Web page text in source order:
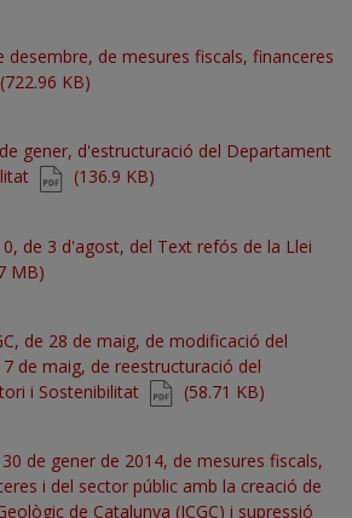
desembre, de mesures fiscals, financeres
(722.96 KB)
gener, d'estructuració del Departament
(136.9 KB)
de 3 d'agost, del Text refós de la Llei
MB)
de 28 de maig, de modificació del
de maig, de reestructuració del
i Sostenibilitat
(58.71 KB)
de gener de 2014, de mesures fiscals,
i del sector públic amb la creació de
de Catalunya (ICGC) i supressió